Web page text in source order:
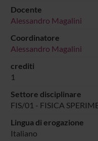
Docente
Alessandro Magalini
Coordinatore
Alessandro Magalini
crediti
1
Settore disciplinare
FIS/01 - FISICA
Lingua di erogazione
Italiano